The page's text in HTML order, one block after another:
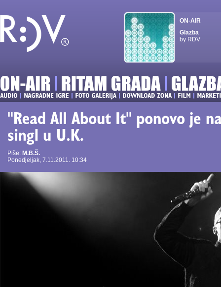
ON-AIR
Glazba
by RDV
Piše: M.B.Š.
Ponedjeljak, 7.11.2011. 10:34